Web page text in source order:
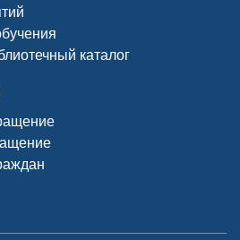
каталог